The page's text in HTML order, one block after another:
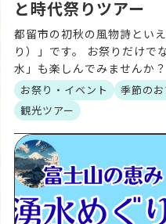
と時代祭りツアー
都留市の初秋の風物詩とい
り）」です。 お祭りだけで
水」も楽しんでみませんか
画のふるさと時代祭りツア
市 […]
お祭り・イベント 季節の
観光ツアー